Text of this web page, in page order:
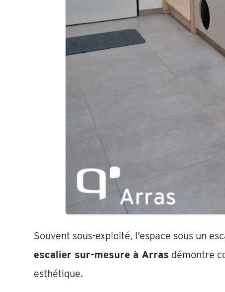
Souvent sous-exploité, l’espace sous un
escalier sur-mesure à Arras démontre
esthétique.